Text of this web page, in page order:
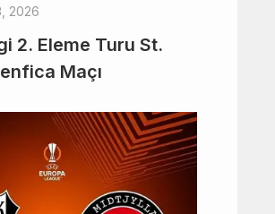
2026
2. Eleme Turu St.
Maçı